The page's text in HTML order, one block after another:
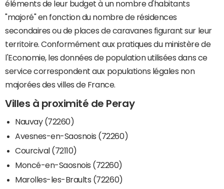
éléments de leur budget à un nombre d'habitants
"majoré" en fonction du nombre de résidences
secondaires ou de places de caravanes figurant sur leur
territoire. Conformément aux pratiques du ministère de
l'Economie, les données de population utilisées dans ce
service correspondent aux populations légales non
majorées des villes de France.
Villes à proximité de Peray
Nauvay (72260)
Avesnes-en-Saosnois (72260)
Courcival (72110)
Moncé-en-Saosnois (72260)
Marolles-les-Braults (72260)